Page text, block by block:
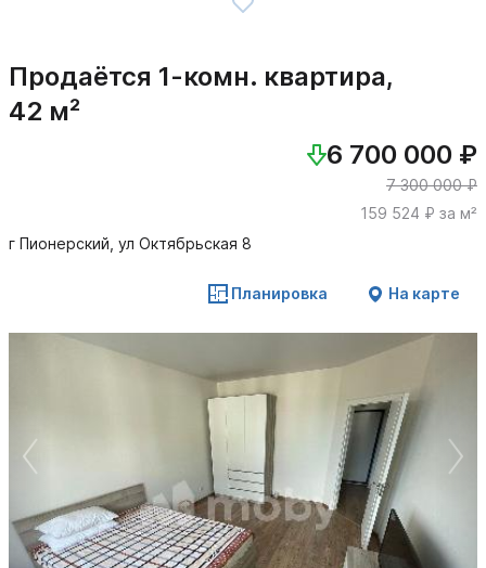
Продаётся 1-комн. квартира,
42 м²
6 700 000 ₽
7 300 000 ₽
159 524 ₽ за м²
г Пионерский, ул Октябрьская 8
Планировка На карте
1
/
14